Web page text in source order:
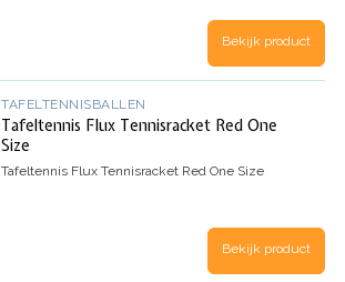
Bekijk product
TAFELTENNISBALLEN
Tafeltennis Flux Tennisracket Red One
Size
Tafeltennis Flux Tennisracket Red One Size
Bekijk product